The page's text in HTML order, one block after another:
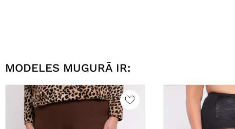
MODELES MUGURĀ IR: